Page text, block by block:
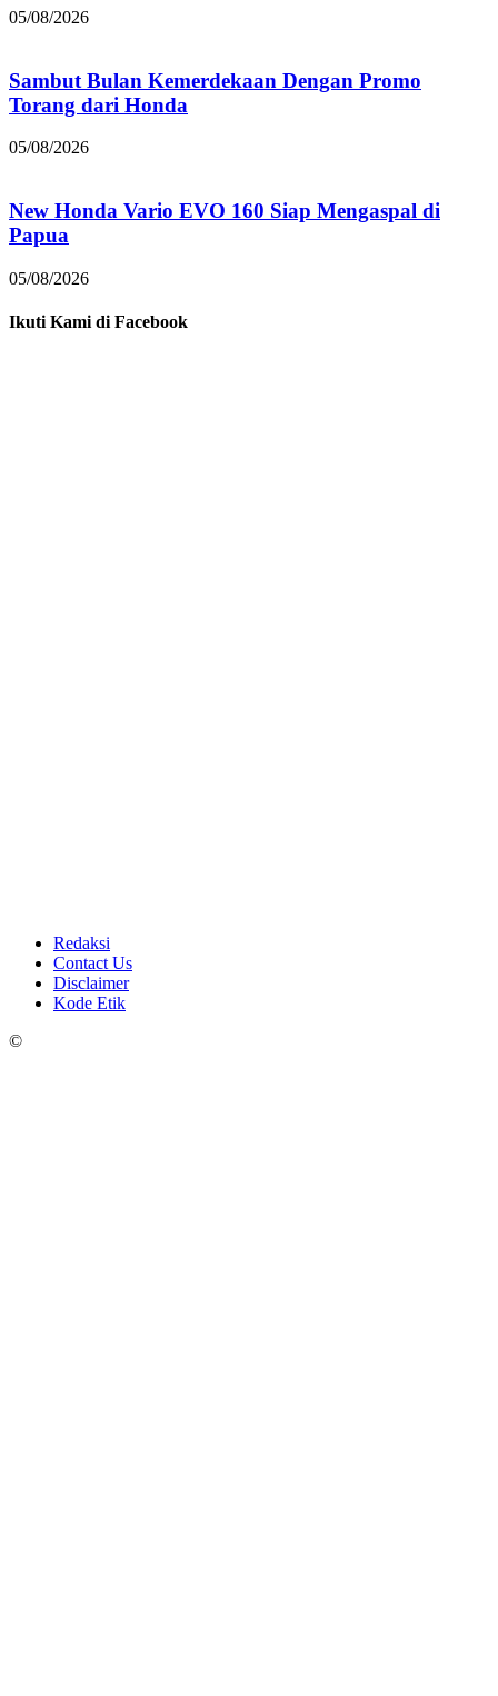
05/08/2026
Sambut Bulan Kemerdekaan Dengan Promo
Torang dari Honda
05/08/2026
New Honda Vario EVO 160 Siap Mengaspal di
Papua
05/08/2026
Ikuti Kami di Facebook
Redaksi
Contact Us
Disclaimer
Kode Etik
©